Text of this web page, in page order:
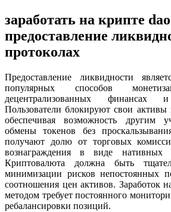
заработать на крипте
предоставление
протоколах
Предоставление ликвидности
популярных способов
децентрализованных
Пользователи блокируют свои активы
обеспечивая возможность другим
обмены токенов без
получают долю от торговых
вознаграждения в виде нативных
Криптовалюта должна быть
минимизации рисков непостоянных
соотношения цен активов. Заработок
методом требует постоянного
ребалансировки позиций.